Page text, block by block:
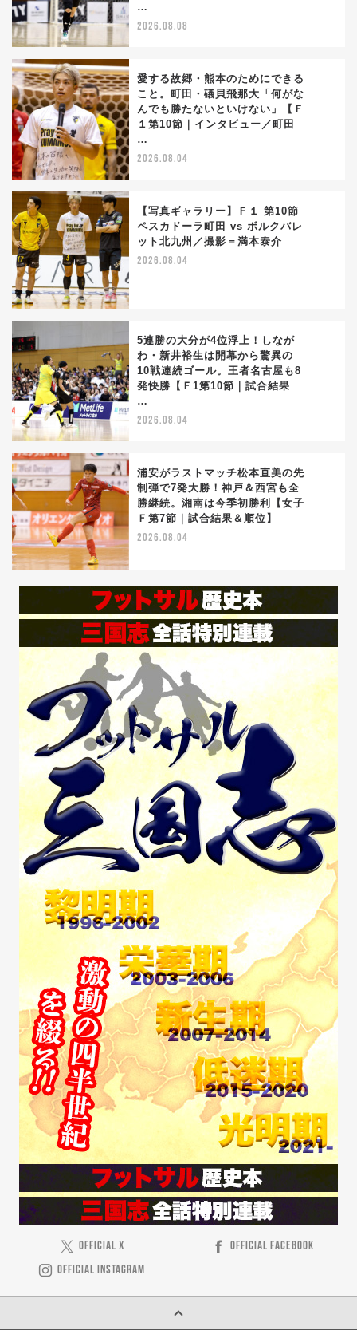
…
2026.08.08
愛する故郷・熊本のためにできる
こと。町田・礒貝飛那大「何がな
んでも勝たないといけない」【Ｆ
１第10節｜インタビュー／町田
…
2026.08.04
【写真ギャラリー】Ｆ１ 第10節
ペスカドーラ町田 vs ボルクバレ
ット北九州／撮影＝満本泰介
2026.08.04
5連勝の大分が4位浮上！しなが
わ・新井裕生は開幕から驚異の
10戦連続ゴール。王者名古屋も8
発快勝【Ｆ1第10節｜試合結果
…
2026.08.04
浦安がラストマッチ松本直美の先
制弾で7発大勝！神戸＆西宮も全
勝継続。湘南は今季初勝利【女子
Ｆ第7節｜試合結果＆順位】
2026.08.04
OFFICIAL X
OFFICIAL FACEBOOK
OFFICIAL INSTAGRAM